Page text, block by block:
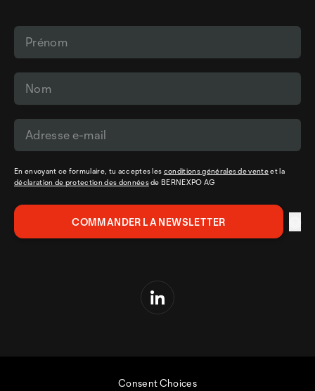
En envoyant ce formulaire, tu acceptes les conditions générales de venteet la
déclaration de protection des donnéesde BERNEXPO AG
Consent Choices